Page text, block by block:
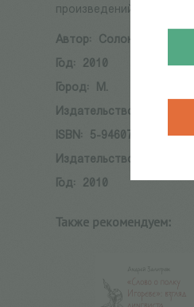
произведений
Автор:
Солоненко В.
Год:
2010
Город:
М.
Издательство:
ISBN:
5-94607-148-3
Издательство:
Год:
2010
Также рекомендуем: